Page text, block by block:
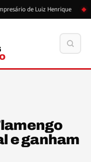
de Luiz Henrique
e ganham